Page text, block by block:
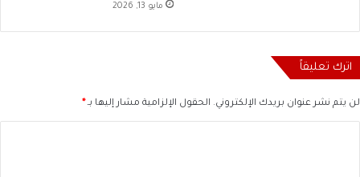
مايو 13, 2026
اترك تعليقاً
لن يتم نشر عنوان بريدك الإلكتروني. الحقول الإلزامية مشار إليها بـ*